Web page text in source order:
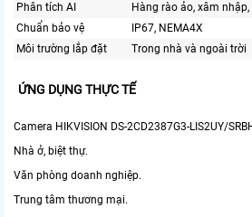
Phân tích AI
Hàng rào ảo, xâm
Chuẩn bảo vệ
IP67, NEMA4X
Môi trường lắp đặt
Trong nhà và ngoài trời
ỨNG DỤNG THỰC TẾ
Camera HIKVISION DS-2CD2387G3-LIS2UY/
Nhà ở, biệt thự.
Văn phòng doanh nghiệp.
Trung tâm thương mại.